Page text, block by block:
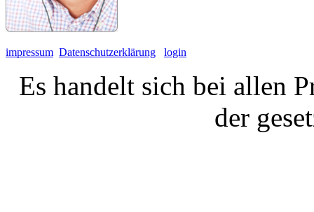
impressum Datenschutzerklärung login
Es handelt sich bei allen
der